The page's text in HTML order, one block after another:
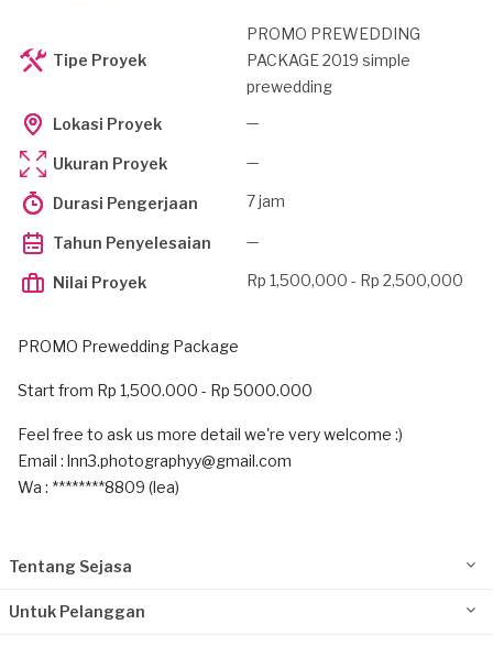
Tipe Proyek
PROMO PREWEDDING
PACKAGE 2019 simple
prewedding
Lokasi Proyek
—
Ukuran Proyek —
Durasi Pengerjaan 7 jam
Tahun Penyelesaian —
Nilai Proyek Rp 1,500,000 - Rp 2,500,000
PROMO Prewedding Package
Start from Rp 1,500.000 - Rp 5000.000
Feel free to ask us more detail we're very welcome :)
Email : lnn3.photographyy@gmail.com
Wa : ********8809 (lea)
Tentang Sejasa
Untuk Pelanggan